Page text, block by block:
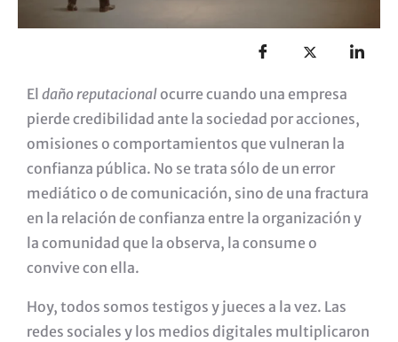
El daño reputacionalocurre cuando una empresa
pierde credibilidad ante la sociedad por acciones,
omisiones o comportamientos que vulneran la
confianza pública. No se trata sólo de un error
mediático o de comunicación, sino de una fractura
en la relación de confianza entre la organización y
la comunidad que la observa, la consume o
convive con ella.
Hoy, todos somos testigos y jueces a la vez. Las
redes sociales y los medios digitales multiplicaron